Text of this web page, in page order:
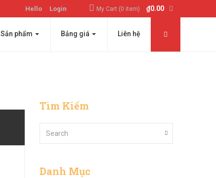
Hello Login My Cart (0 item) ₫0.00
Sản phẩm Bảng giá Liên hệ
Tìm Kiếm
Danh Mục